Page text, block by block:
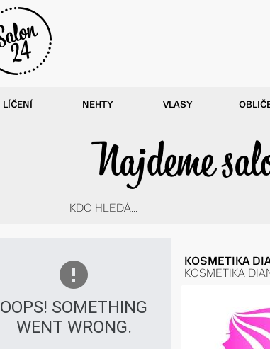
LÍČENÍ NEHTY VLASY
Najdeme
KDO HLEDÁ...
OOPS! SOMETHING
WENT WRONG.
KOSMETIKA
KOSMETIKA